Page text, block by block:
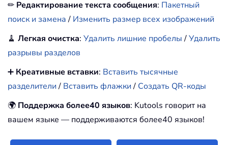
✏ Редактирование текста сообщения: Пакетный
поиск и замена/ Изменить размер всех изображений
🧹 Легкая очистка: Удалить лишние пробелы/Удалить
разрывы разделов
➕ Креативные вставки: Вставить тысячные
разделители/ Вставить флажки/ Создать QR-коды
🌍 Поддержка более40 языков: Kutools говорит на
вашем языке — поддерживаются более40 языков!